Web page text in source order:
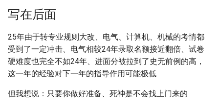
写在后面
25年由于转专业规则大改、电气、计算机、机械的考情都
受到了一定冲击、电气相较24年录取名额接近翻倍、试卷
硬难度也完全不如24年、进面分被拉到了史无前例的高，
这一年的经验对下一年的指导作用可能极低
但我想说：只要你做好准备、死神是不会找上门来的